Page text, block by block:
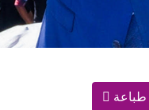
طباعة